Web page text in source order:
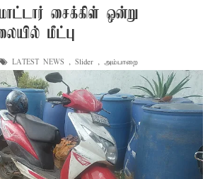
சைக்கிள் ஒன்று
மீட்பு
LATEST NEWS , Slider , அம்பாறை